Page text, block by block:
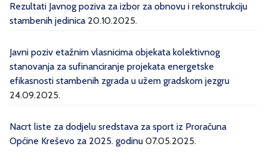
Rezultati Javnog poziva za izbor za obnovu i rekonstrukciju
stambenih jedinica 20.10.2025.
Javni poziv etažnim vlasnicima objekata kolektivnog
stanovanja za sufinanciranje projekata energetske
efikasnosti stambenih zgrada u užem gradskom jezgru
24.09.2025.
Nacrt liste za dodjelu sredstava za sport iz Proračuna
Općine Kreševo za 2025. godinu 07.05.2025.